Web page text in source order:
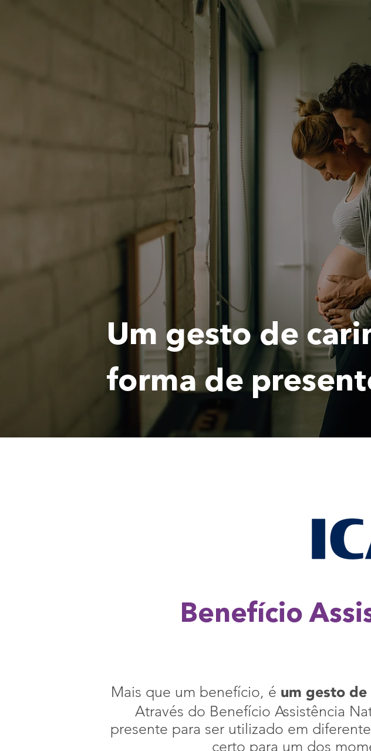
Um gesto de
forma de
Benefício
Mais que um benefício, é um gesto de
Através do Benefício Assistência
presente para ser utilizado em
certo para um dos